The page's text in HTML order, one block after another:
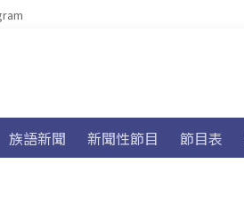
族語新聞 新聞性節目 節目表